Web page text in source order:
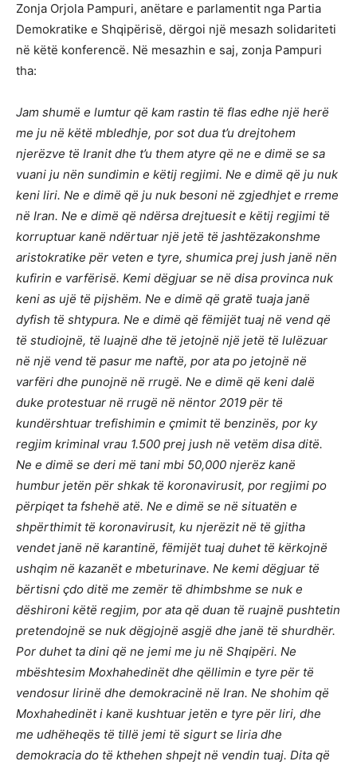
Zonja Orjola Pampuri, anëtare e parlamentit nga Partia
Demokratike e Shqipërisë, dërgoi një mesazh solidariteti
në këtë konferencë. Në mesazhin e saj, zonja Pampuri
tha:
Jam shumë e lumtur që kam rastin të flas edhe një herë
me ju në këtë mbledhje, por sot dua t’u drejtohem
njerëzve të Iranit dhe t’u them atyre që ne e dimë se sa
vuani ju nën sundimin e këtij regjimi. Ne e dimë që ju nuk
keni liri. Ne e dimë që ju nuk besoni në zgjedhjet e rreme
në Iran. Ne e dimë që ndërsa drejtuesit e këtij regjimi të
korruptuar kanë ndërtuar një jetë të jashtëzakonshme
aristokratike për veten e tyre, shumica prej jush janë nën
kufirin e varfërisë. Kemi dëgjuar se në disa provinca nuk
keni as ujë të pijshëm. Ne e dimë që gratë tuaja janë
dyfish të shtypura. Ne e dimë që fëmijët tuaj në vend që
të studiojnë, të luajnë dhe të jetojnë një jetë të lulëzuar
në një vend të pasur me naftë, por ata po jetojnë në
varfëri dhe punojnë në rrugë. Ne e dimë që keni dalë
duke protestuar në rrugë në nëntor 2019 për të
kundërshtuar trefishimin e çmimit të benzinës, por ky
regjim kriminal vrau 1.500 prej jush në vetëm disa ditë.
Ne e dimë se deri më tani mbi 50,000 njerëz kanë
humbur jetën për shkak të koronavirusit, por regjimi po
përpiqet ta fshehë atë. Ne e dimë se në situatën e
shpërthimit të koronavirusit, ku njerëzit në të gjitha
vendet janë në karantinë, fëmijët tuaj duhet të kërkojnë
ushqim në kazanët e mbeturinave. Ne kemi dëgjuar të
bërtisni çdo ditë me zemër të dhimbshme se nuk e
dëshironi këtë regjim, por ata që duan të ruajnë pushtetin
pretendojnë se nuk dëgjojnë asgjë dhe janë të shurdhër.
Por duhet ta dini që ne jemi me ju në Shqipëri. Ne
mbështesim Moxhahedinët dhe qëllimin e tyre për të
vendosur lirinë dhe demokracinë në Iran. Ne shohim që
Moxhahedinët i kanë kushtuar jetën e tyre për liri, dhe
me udhëheqës të tillë jemi të sigurt se liria dhe
demokracia do të kthehen shpejt në vendin tuaj. Dita që